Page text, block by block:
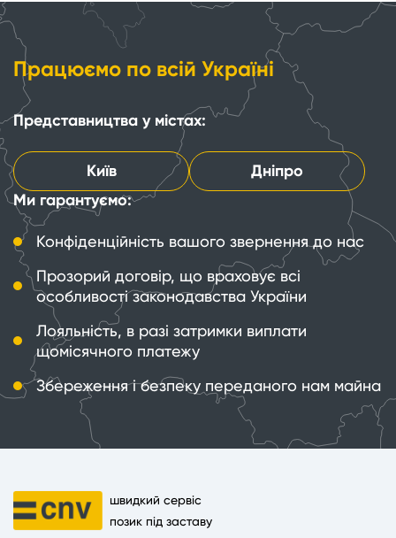
Працюємо по всій Україні
Представництва у містах:
Київ
Дніпро
Ми гарантуємо:
Конфіденційність вашого звернення до нас
Прозорий договір, що враховує всі
особливості законодавства України
Лояльність, в разі затримки виплати
щомісячного платежу
Збереження і безпеку переданого нам майна
швидкий сервіс
позик під заставу